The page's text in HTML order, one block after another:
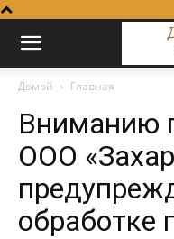
Домой Главная
Вниманию
ООО
обработке